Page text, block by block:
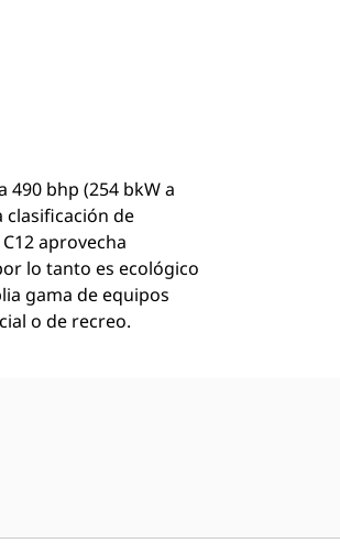
490 bhp (254 bkW a
clasificación de
aprovecha
lo tanto es ecológico
gama de equipos
o de recreo.